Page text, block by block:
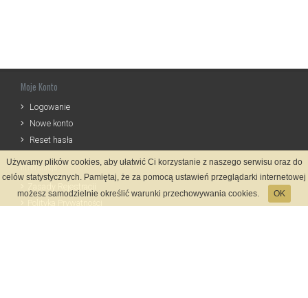
Moje Konto
Logowanie
Nowe konto
Reset hasła
Informacje
Używamy plików cookies, aby ułatwić Ci korzystanie z naszego serwisu oraz do
celów statystycznych. Pamiętaj, że za pomocą ustawień przeglądarki internetowej
możesz samodzielnie określić warunki przechowywania cookies.
OK